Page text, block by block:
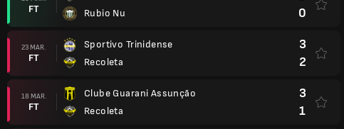
FT
Rubio Nu
0
23 MAR.
FT
Sportivo Trinidense
Recoleta
3
2
18 MAR.
FT
Clube Guarani Assunção
Recoleta
3
1